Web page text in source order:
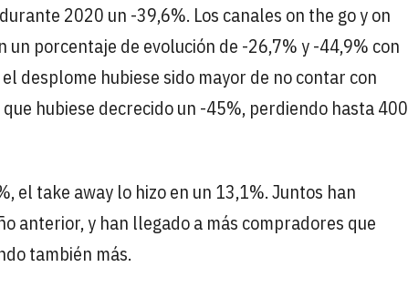
2020 un -39,6%. Los canales on the go y on
porcentaje de evolución de -26,7% y -44,9% con
desplome hubiese sido mayor de no contar con
hubiese decrecido un -45%, perdiendo hasta 400
el take away lo hizo en un 13,1%. Juntos han
anterior, y han llegado a más compradores que
también más.